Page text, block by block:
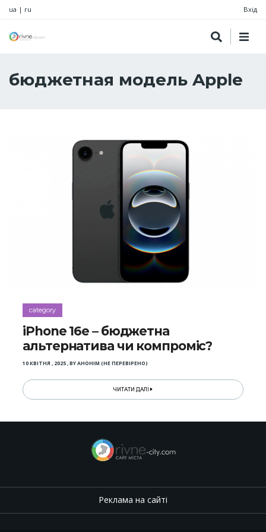
ua | ru Вхід
бюджетная модель Apple
category
iPhone 16e – бюджетна
альтернатива чи компроміс?
10 КВІТНЯ , 2025,BYАНОНІМ (НЕ ПЕРЕВІРЕНО)
ЧИТАТИ ДАЛІ
Реклама на сайті